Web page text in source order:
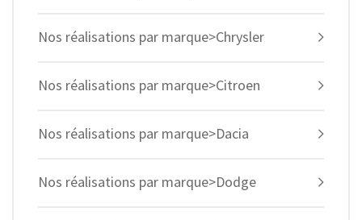
Nos réalisations par marque>Chrysler
Nos réalisations par marque>Citroen
Nos réalisations par marque>Dacia
Nos réalisations par marque>Dodge